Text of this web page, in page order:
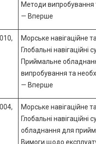
Методи випробування
— Вперше
Морське навігаційне
Глобальні навігаційні
Приймальне
випробування та
— Вперше
Морське навігаційне
Глобальні
обладнання для
Вимоги щодо